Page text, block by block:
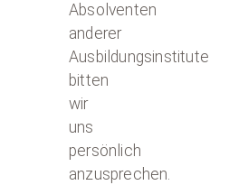
Absolventen
anderer
Ausbildungsinstitute
bitten
wir
uns
persönlich
anzusprechen.